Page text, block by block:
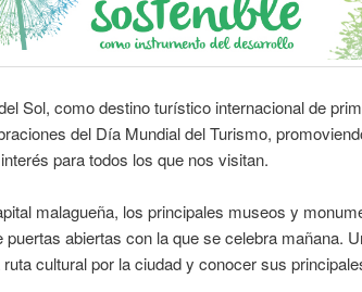
Sol, como destino turístico internacional de
del Día Mundial del Turismo,
para todos los que nos visitan.
malagueña, los principales museos y
puertas abiertas con la que se celebra mañana.
ruta cultural por la ciudad y conocer sus